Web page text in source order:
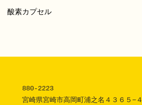
酸素カプセル
880-2223
宮崎県宮崎市高岡町浦之名４３６５−４